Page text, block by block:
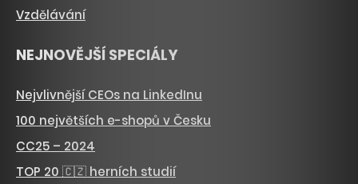
Vzdělávání
NEJNOVĚJŠÍ SPECIÁLY
Nejvlivnější CEOs na LinkedInu
100 největších e-shopů v Česku
CC25 – 2024
TOP 20 🇨🇿 herních studií